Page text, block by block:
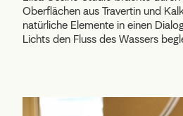
Oberflächen aus Travertin und
natürliche Elemente in einen
Lichts den Fluss des Wassers